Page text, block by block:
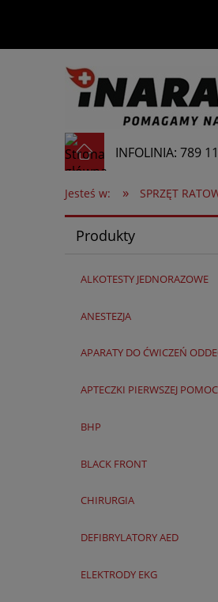
INFOLINIA: 789
Jesteś w: » SPRZĘT
Produkty
ALKOTESTY JEDNORAZOWE
ANESTEZJA
APARATY DO ĆWICZEŃ
APTECZKI PIERWSZEJ
BHP
BLACK FRONT
CHIRURGIA
DEFIBRYLATORY AED
ELEKTRODY EKG